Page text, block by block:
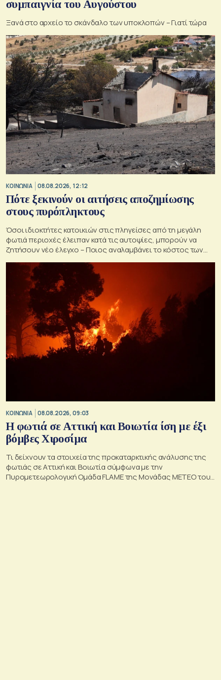
συμπαιγνία του Αυγούστου
Ξανά στο αρχείο το σκάνδαλο των υποκλοπών – Γιατί τώρα
ΚΟΙΝΩΝΙΑ 08.08.2026, 12:12
Πότε ξεκινούν οι αιτήσεις αποζημίωσης
στους πυρόπληκτους
Όσοι ιδιοκτήτες κατοικιών στις πληγείσες από τη μεγάλη
φωτιά περιοχές έλειπαν κατά τις αυτοψίες, μπορούν να
ζητήσουν νέο έλεγχο – Ποιος αναλαμβάνει το κόστος των
ΚΟΙΝΩΝΙΑ 08.08.2026, 09:03
Η φωτιά σε Αττική και Βοιωτία ίση με έξι
βόμβες Χιροσίμα
Τι δείχνουν τα στοιχεία της προκαταρκτικής ανάλυσης της
φωτιάς σε Αττική και Βοιωτία σύμφωνα με την
Πυρομετεωρολογική Ομάδα FLAME της Μονάδας ΜΕΤΕΟ του